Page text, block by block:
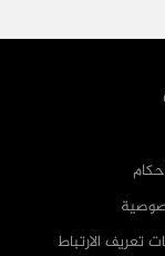
تعريف الارتباط